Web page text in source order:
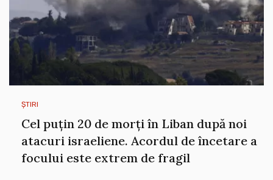
ȘTIRI
Cel puțin 20 de morți în Liban după noi
atacuri israeliene. Acordul de încetare a
focului este extrem de fragil